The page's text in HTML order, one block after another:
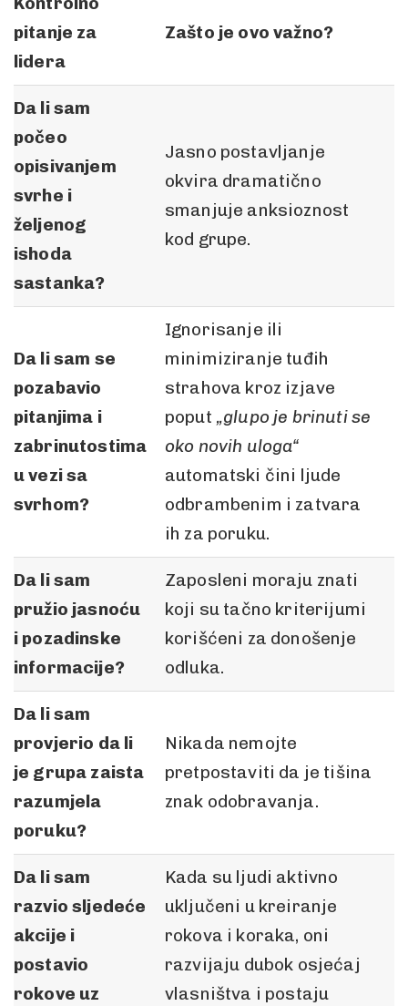
pitanje za
lidera
Zašto je ovo važno?
Da li sam
počeo
opisivanjem
svrhe i
željenog
ishoda
sastanka?
Jasno postavljanje
okvira dramatično
smanjuje anksioznost
kod grupe.
Da li sam se
pozabavio
pitanjima i
zabrinutostima
u vezi sa
svrhom?
Ignorisanje ili
minimiziranje tuđih
strahova kroz izjave
poput „glupo je brinuti se
oko novih uloga“
automatski čini ljude
odbrambenim i zatvara
ih za poruku.
Da li sam
pružio jasnoću
i pozadinske
informacije?
Zaposleni moraju znati
koji su tačno kriterijumi
korišćeni za donošenje
odluka.
Da li sam
provjerio da li
je grupa zaista
razumjela
poruku?
Nikada nemojte
pretpostaviti da je tišina
znak odobravanja.
Da li sam
razvio sljedeće
akcije i
postavio
rokove uz
Kada su ljudi aktivno
uključeni u kreiranje
rokova i koraka, oni
razvijaju dubok osjećaj
vlasništva i postaju